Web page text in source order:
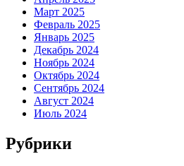
Март 2025
Февраль 2025
Январь 2025
Декабрь 2024
Ноябрь 2024
Октябрь 2024
Сентябрь 2024
Август 2024
Июль 2024
Рубрики